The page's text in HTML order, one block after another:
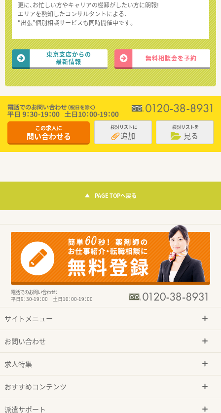
更に、お忙しい方やキャリアの棚卸がしたい方に朗報!
エリアを熟知したコンサルタントによる、
“出張”個別相談サービスも同時開催中です。
東京支店からの
最新情報
無料相談会を予約
この求人に
問い合わせる
検討リストに
追加
検討リストを
見る
PAGE TOPへ戻る
電話でのお問い合わせ：
平日9：30-19：00 土日10：00-19：00
サイトメニュー
お問い合わせ
求人特集
おすすめコンテンツ
派遣サポート